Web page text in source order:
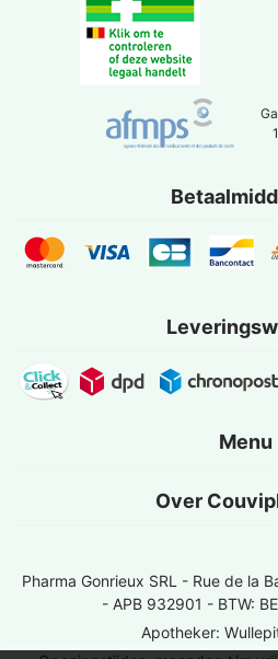
Menu
Over
Pharma Gonrieux SRL - Rue de la
- APB 932901 - BTW:
Apotheker: